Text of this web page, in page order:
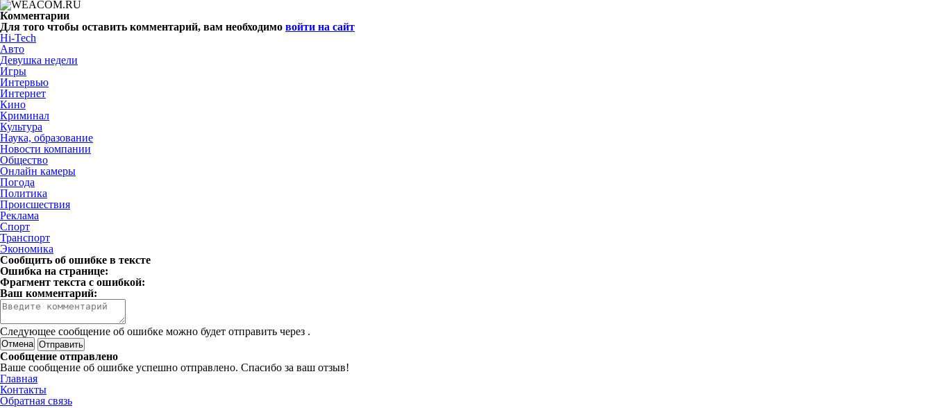
Комментарии
Для того чтобы оставить комментарий, вам необходимо войти на сайт
Hi-Tech
Авто
Девушка недели
Игры
Интервью
Интернет
Кино
Криминал
Культура
Наука, образование
Новости компании
Общество
Онлайн камеры
Погода
Политика
Происшествия
Реклама
Спорт
Транспорт
Экономика
Сообщить об ошибке в тексте
Ошибка на странице:
Фрагмент текста с ошибкой:
Ваш комментарий:
Следующее сообщение об ошибке можно будет отправить через .
Отмена
Сообщение отправлено
Ваше сообщение об ошибке успешно отправлено. Спасибо за ваш отзыв!
Главная
Контакты
Обратная связь